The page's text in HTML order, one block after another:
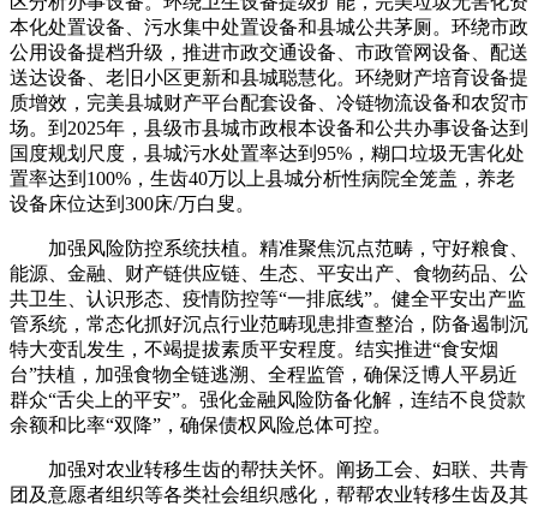
本化处置设备、污水集中处置设备和县城公共茅厕。环绕市政
公用设备提档升级，推进市政交通设备、市政管网设备、配送
送达设备、老旧小区更新和县城聪慧化。环绕财产培育设备提
质增效，完美县城财产平台配套设备、冷链物流设备和农贸市
场。到2025年，县级市县城市政根本设备和公共办事设备达到
国度规划尺度，县城污水处置率达到95%，糊口垃圾无害化处
置率达到100%，生齿40万以上县城分析性病院全笼盖，养老
设备床位达到300床/万白叟。
加强风险防控系统扶植。精准聚焦沉点范畴，守好粮食、
能源、金融、财产链供应链、生态、平安出产、食物药品、公
共卫生、认识形态、疫情防控等“一排底线”。健全平安出产监
管系统，常态化抓好沉点行业范畴现患排查整治，防备遏制沉
特大变乱发生，不竭提拔素质平安程度。结实推进“食安烟
台”扶植，加强食物全链逃溯、全程监管，确保泛博人平易近
群众“舌尖上的平安”。强化金融风险防备化解，连结不良贷款
余额和比率“双降”，确保债权风险总体可控。
加强对农业转移生齿的帮扶关怀。阐扬工会、妇联、共青
团及意愿者组织等各类社会组织感化，帮帮农业转移生齿及其